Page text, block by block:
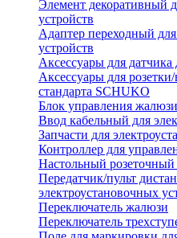
Элемент декоративный
устройств
Адаптер переходный
устройств
Аксессуары для
Аксессуары для
стандарта SCHUKO
Блок управления жалюзи
Ввод кабельный для
Запчасти для
Контроллер для
Настольный розеточный
Передатчик/пульт
электроустановочных
Переключатель жалюзи
Переключатель